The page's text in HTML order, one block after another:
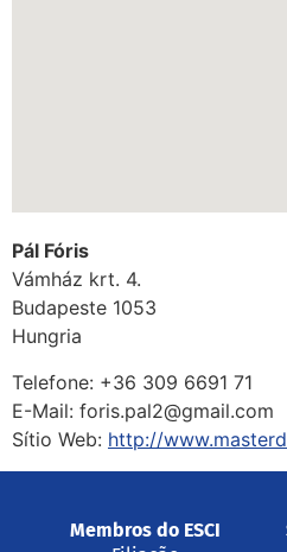
Pál Fóris
Vámház krt. 4.
Budapeste 1053
Hungria
Telefone: +36 309 6691 71
E-Mail: foris.pal2@gmail.com
Sítio Web: http://
Membros do ESCI